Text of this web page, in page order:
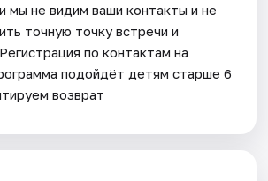
мы не видим ваши контакты и не
точную точку встречи и
по контактам на
подойдёт детям старше 6
возврат